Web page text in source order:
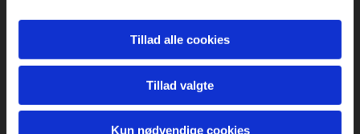
Tillad alle cookies
Tillad valgte
Kun nødvendige cookies
kr. 180,- / forsalg kr. 160,- / medlemmer: kr. 125,-
Forsalg på Sønderborghus - evt via sønderborghus.dk